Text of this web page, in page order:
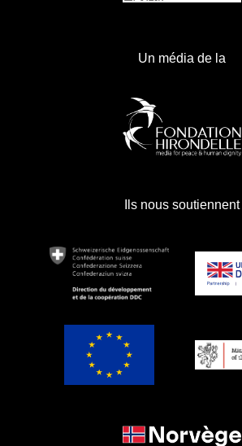
Un média de la
Ils nous soutiennent